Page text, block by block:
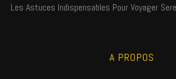
Les Astuces Indispensables Pour Voyager
A PROPOS